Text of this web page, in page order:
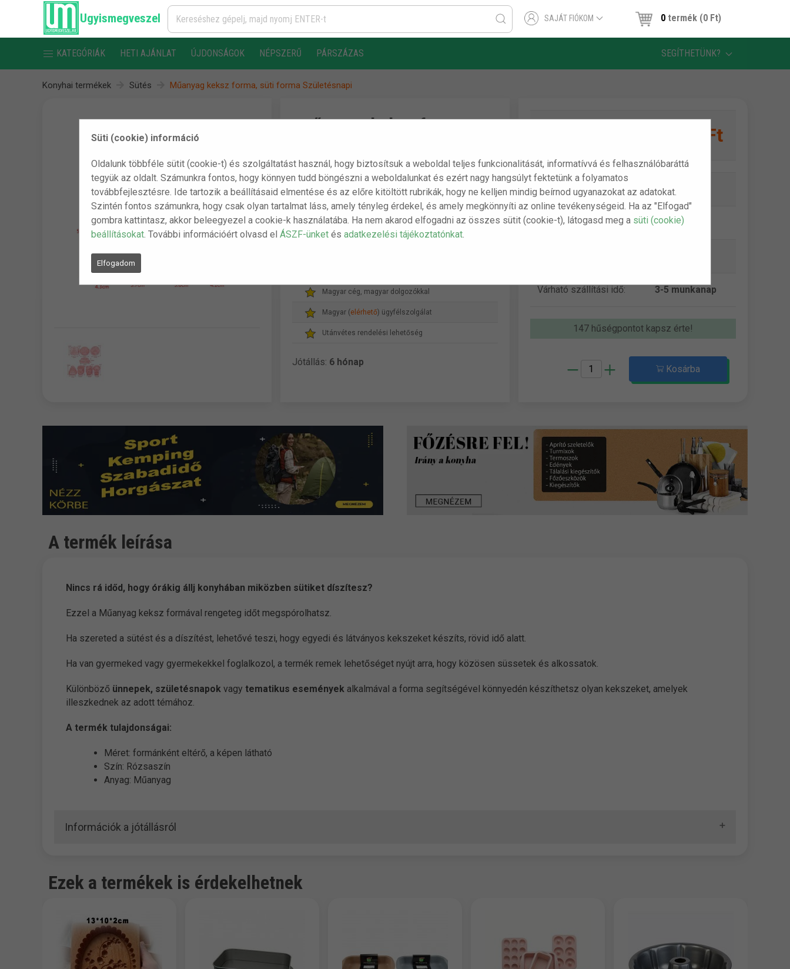
Süti (cookie) információ
Oldalunk többféle sütit (cookie-t) és szolgáltatást használ, hogy biztosítsuk a weboldal teljes funkcionalitását, informatívvá és felhasználóbaráttá
tegyük az oldalt. Számunkra fontos, hogy könnyen tudd böngészni a weboldalunkat és ezért nagy hangsúlyt fektetünk a folyamatos
továbbfejlesztésre. Ide tartozik a beállításaid elmentése és az előre kitöltött rubrikák, hogy ne kelljen mindig beírnod ugyanazokat az adatokat.
Szintén fontos számunkra, hogy csak olyan tartalmat láss, amely tényleg érdekel, és amely megkönnyíti az online tevékenységeid. Ha az "Elfogad"
gombra kattintasz, akkor beleegyezel a cookie-k használatába. Ha nem akarod elfogadni az összes sütit (cookie-t), látogasd meg a süti (cookie)
beállításokat . További információért olvasd elÁSZF-ünket ésadatkezelési tájékoztatónkat
Elfogadom
Ugyismegveszel SAJÁT FIÓKOM 0termék (0 Ft)
KATEGÓRIÁK HETI AJÁNLAT ÚJDONSÁGOK NÉPSZERŰ PÁRSZÁZAS SEGÍTHETÜNK?
Konyhai termékek Sütés Műanyag keksz forma, süti forma Születésnapi
Műanyag keksz forma,
A csomag tartalma:
- 1 db Műanyag keksz forma, süti forma
Születésnapi
Magyar cég, magyar dolgozókkal
Magyar (elérhető) ügyfélszolgálat
Utánvétes rendelési lehetőség
Jótállás: 6 hónap
4,890 Ft
Online készlet: Készleten
Szállítási díj: 990 Ft-tól
Várható szállítási idő: 3-5 munkanap
147 hűségpontot kapsz érte!
Kosárba
A termék leírása
Nincs rá időd, hogy órákig állj konyhában miközben sütiket díszítesz?
Ezzel a Műanyag keksz formával rengeteg időt megspórolhatsz.
Ha szereted a sütést és a díszítést, lehetővé teszi, hogy egyedi és látványos kekszeket készíts, rövid idő alatt.
Ha van gyermeked vagy gyermekekkel foglalkozol, a termék remek lehetőséget nyújt arra, hogy közösen süssetek és alkossatok.
Különböző ünnepek, születésnapok vagy tematikus események alkalmával a forma segítségével könnyedén készíthetsz olyan kekszeket, amelyek
illeszkednek az adott témához.
A termék tulajdonságai:
Méret: formánként eltérő, a képen látható
Szín: Rózsaszín
Anyag: Műanyag
Információk a jótállásról
Ezek a termékek is érdekelhetnek